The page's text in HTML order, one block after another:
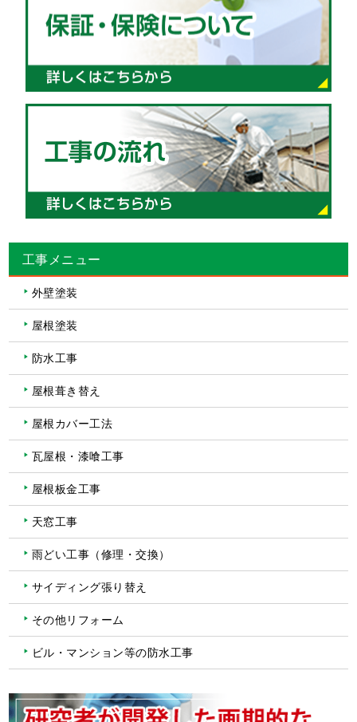
工事メニュー
外壁塗装
屋根塗装
防水工事
屋根葺き替え
屋根カバー工法
瓦屋根・漆喰工事
屋根板金工事
天窓工事
雨どい工事（修理・交換）
サイディング張り替え
その他リフォーム
ビル・マンション等の防水工事